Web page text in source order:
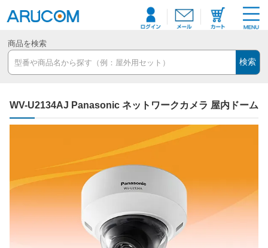
商品を検索
検索
WV-U2134AJ Panasonic ネットワークカメラ 屋内ドーム